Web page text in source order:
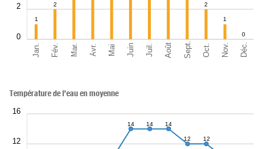
Jan. Fév. Mar. Avr. Mai Juin Juil. Août Sept. Oct. Nov. Déc.
0
2
1
2 2
1
0
12
16
Température de l'eau en moyenne
14 14 14
12 12